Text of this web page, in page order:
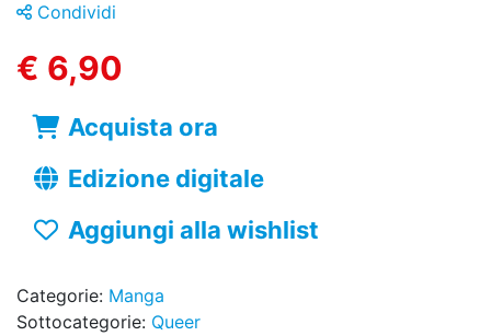
Condividi
€ 6,90
Acquista ora
Edizione digitale
Aggiungi alla wishlist
Categorie: Manga
Sottocategorie: Queer